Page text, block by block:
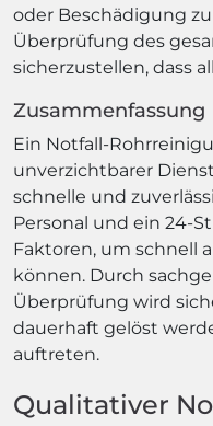
oder Beschädigung
Überprüfung des
sicherzustellen, dass
Zusammenfassung
Ein Notfall-
unverzichtbarer
schnelle und
Personal und ein 24-
Faktoren, um schnell
können. Durch
Überprüfung wird
dauerhaft gelöst
auftreten.
Qualitativer